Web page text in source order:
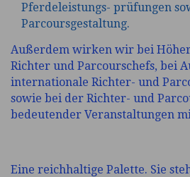
Pferdeleistungs- prüfungen
Parcoursgestaltung.
Außerdem wirken wir bei
Richter und Parcourschefs, bei
internationale Richter- und
sowie bei der Richter- und
bedeutender Veranstaltungen
Eine reichhaltige Palette. Sie